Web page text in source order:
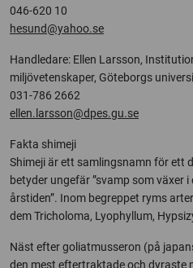
046-620 10
hesund@yahoo.se
Handledare: Ellen Larsson,
miljövetenskaper, Göteborgs
031-786 2662
ellen.larsson@dpes.gu.se
Fakta shimeji
Shimeji är ett samlingsnamn för ett
betyder ungefär ”svamp som växer
årstiden”. Inom begreppet ryms
dem Tricholoma, Lyophyllum,
Näst efter goliatmusseron (på
den mest eftertraktade och dyraste